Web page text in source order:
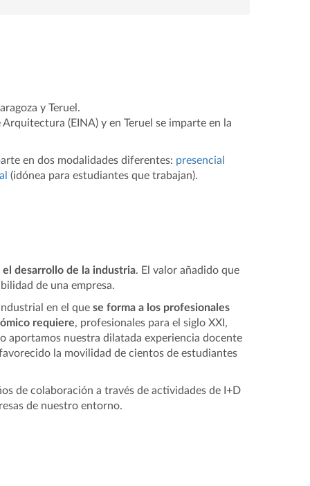
y Teruel.
(EINA) y en Teruel se imparte en la
en dos modalidades diferentes: presencial
(idónea para estudiantes que trabajan).
desarrollo de la industria. El valor añadido que
de una empresa.
en el que se forma a los profesionales
requiere, profesionales para el siglo XXI,
aportamos nuestra dilatada experiencia docente
la movilidad de cientos de estudiantes
de colaboración a través de actividades de I+D
de nuestro entorno.